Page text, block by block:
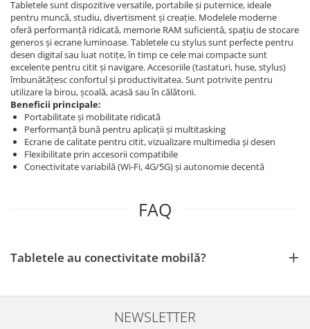
Tabletele sunt dispozitive versatile, portabile și puternice, ideale
pentru muncă, studiu, divertisment și creație. Modelele moderne
oferă performanță ridicată, memorie RAM suficientă, spațiu de stocare
generos și ecrane luminoase. Tabletele cu stylus sunt perfecte pentru
desen digital sau luat notițe, în timp ce cele mai compacte sunt
excelente pentru citit și navigare. Accesoriile (tastaturi, huse, stylus)
îmbunătățesc confortul și productivitatea. Sunt potrivite pentru
utilizare la birou, școală, acasă sau în călătorii.
Beneficii principale:
Portabilitate și mobilitate ridicată
Performanță bună pentru aplicații și multitasking
Ecrane de calitate pentru citit, vizualizare multimedia și desen
Flexibilitate prin accesorii compatibile
Conectivitate variabilă (Wi‑Fi, 4G/5G) și autonomie decentă
FAQ
Tabletele au conectivitate mobilă?
NEWSLETTER